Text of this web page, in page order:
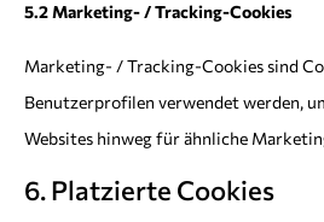
5.2 Marketing- / Tracking-Cookies
Marketing- / Tracking-Cookies sind
Benutzerprofilen verwendet werden,
Websites hinweg für ähnliche
6. Platzierte Cookies